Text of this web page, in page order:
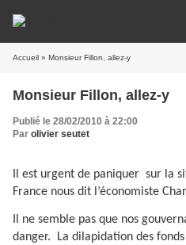
Accueil » Monsieur Fillon, allez-y
Monsieur Fillon, allez-y
Publié le 28/02/2010 à 22:00
Par olivier seutet
Il est urgent de paniquer sur la
France nous dit l’économiste
Il ne semble pas que nos
danger.
La dilapidation des